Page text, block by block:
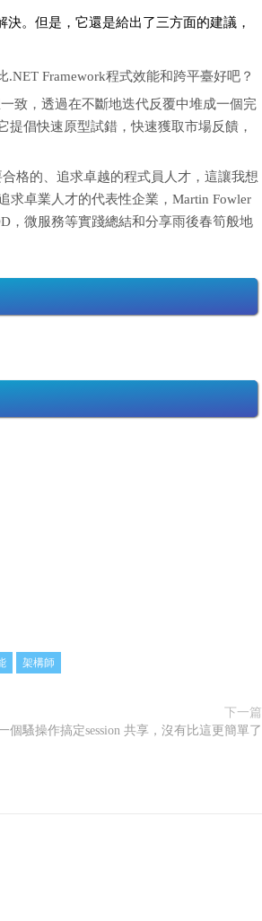
。但是，它還是給出了三方面的建議，
Framework程式效能和跨平臺好吧？
致，透過在不斷地迭代反覆中堆成一個完
倡快速原型試錯，快速獲取市場反饋，
格的、追求卓越的程式員人才，這讓我想
求卓業人才的代表性企業，Martin Fowler
，微服務等實踐總結和分享雨後春筍般地
架構師
下一篇
個騷操作搞定session 共享，沒有比這更簡單了